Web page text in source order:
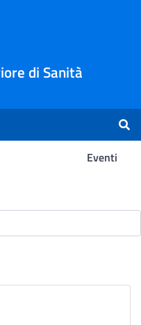
di Sanità
Eventi
-